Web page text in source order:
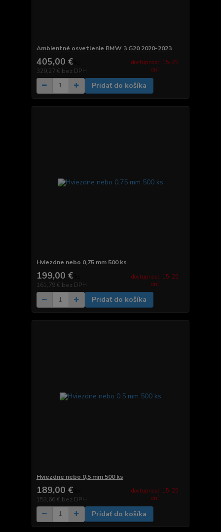
Ambientné osvetlenie BMW 3 G20 2020-2023
405,00 €
329,27 € bez DPH
dostupnosť: 15-25
dní
Pridať do košíka
Hviezdne nebo 0,75 mm 500 ks
199,00 €
161,79 € bez DPH
dostupnosť: 15-25
dní
Pridať do košíka
Hviezdne nebo 0,5 mm 500 ks
189,00 €
153,66 € bez DPH
dostupnosť: 15-25
dní
Pridať do košíka